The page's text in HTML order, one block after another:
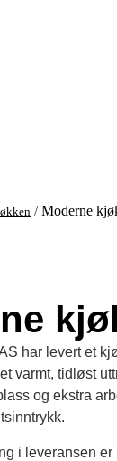
/Moderne
har levert et
varmt, tidløst
og ekstra
i leveransen